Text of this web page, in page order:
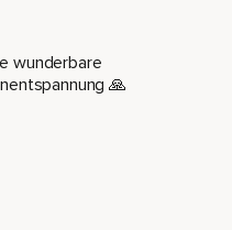
wunderbare
🙏